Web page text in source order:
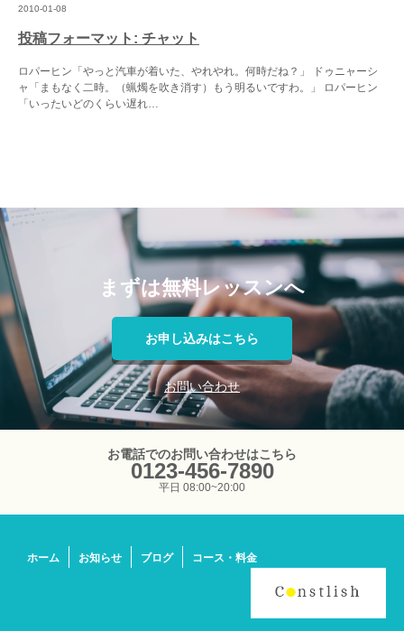
2010-01-08
投稿フォーマット: チャット
ロパーヒン「やっと汽車が着いた、やれやれ。何時だね？」 ドゥニャーシ
ャ「まもなく二時。（蝋燭を吹き消す）もう明るいですわ。」 ロパーヒン
「いったいどのくらい遅れ…
まずは無料レッスンへ
お申し込みはこちら
お問い合わせ
お電話でのお問い合わせはこちら
0123-456-7890
平日 08:00~20:00
ホーム お知らせ ブログ コース・料金